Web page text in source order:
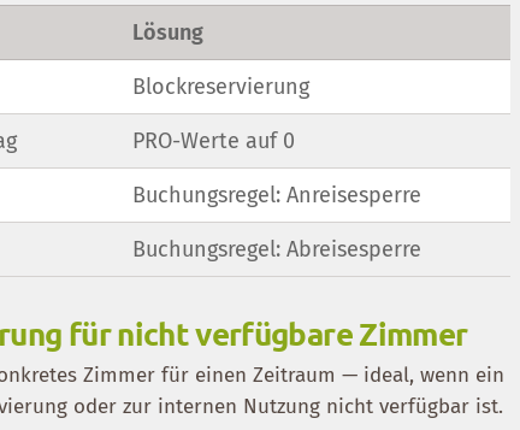
Lösung
Blockreservierung
PRO-Werte auf 0
Buchungsregel: Anreisesperre
Buchungsregel: Abreisesperre
für nicht verfügbare Zimmer
Zimmer für einen Zeitraum — ideal, wenn ein
oder zur internen Nutzung nicht verfügbar ist.